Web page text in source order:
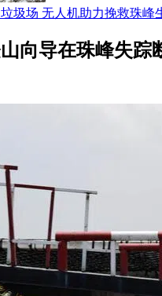
圾场 无人机助力挽救珠峰
向导在珠峰失踪